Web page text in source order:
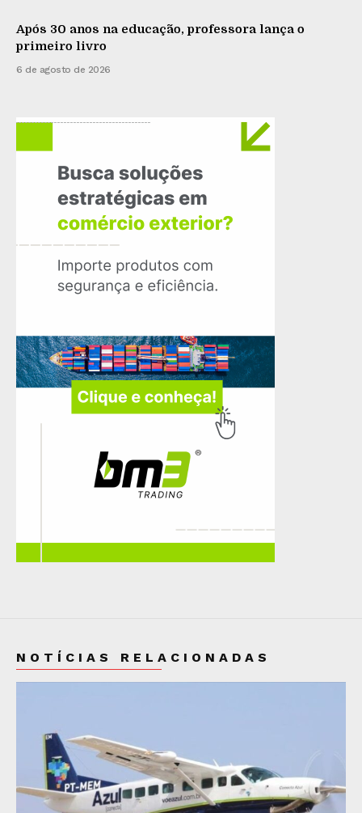
Após 30 anos na educação, professora lança o
primeiro livro
6 de agosto de 2026
NOTÍCIAS RELACIONADAS